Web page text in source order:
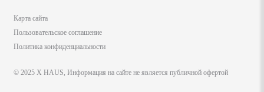
© 2025 X HAUS, Информация на сайте не является публичной офертой
Карта сайта
Пользовательское соглашение
Политика конфиденциальности